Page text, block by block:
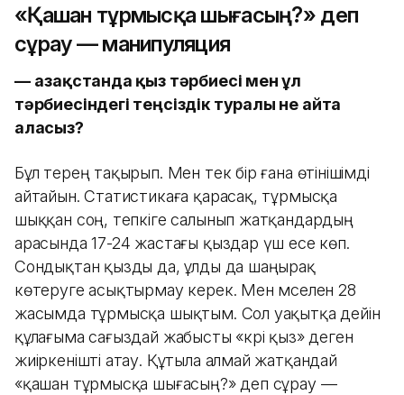
«Қашан тұрмысқа шығасың?» деп
сұрау — манипуляция
— Қазақстанда қыз тәрбиесі мен ұл
тәрбиесіндегі теңсіздік туралы не айта
аласыз?
Бұл терең тақырып. Мен тек бір ғана өтінішімді
айтайын. Статистикаға қарасақ, тұрмысқа
шыққан соң, тепкіге салынып жатқандардың
арасында 17-24 жастағы қыздар үш есе көп.
Сондықтан қызды да, ұлды да шаңырақ
көтеруге асықтырмау керек. Мен мәселен 28
жасымда тұрмысқа шықтым. Сол уақытқа дейін
құлағыма сағыздай жабысты «кәрі қыз» деген
жиіркенішті атау. Құтыла алмай жатқандай
«қашан тұрмысқа шығасың?» деп сұрау —